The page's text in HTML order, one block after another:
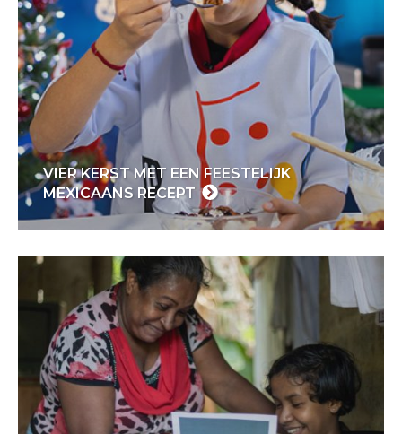
VIER KERST MET EEN FEESTELIJK
MEXICAANS RECEPT